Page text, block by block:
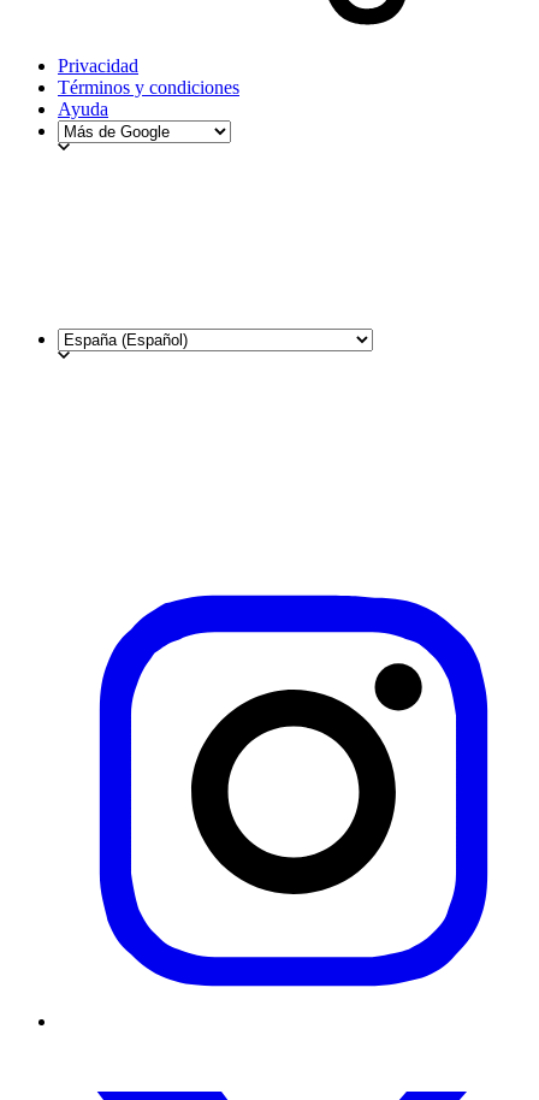
Privacidad
Términos y condiciones
Ayuda